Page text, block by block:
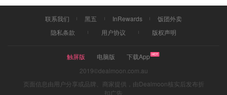
联系我们 黑五 InRewards
饭团外卖
隐私条款
用户协议 版权声明
触屏版 电脑版
下载App
2019©dealmoon.com.au
页面信息由用户分享或品牌、商家提供，由Dealmoon核实后发布折
扣广告